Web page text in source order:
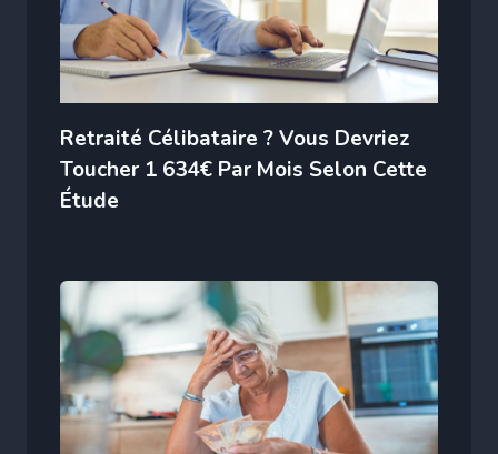
Retraité Célibataire ? Vous Devriez
Toucher 1 634€ Par Mois Selon Cette
Étude